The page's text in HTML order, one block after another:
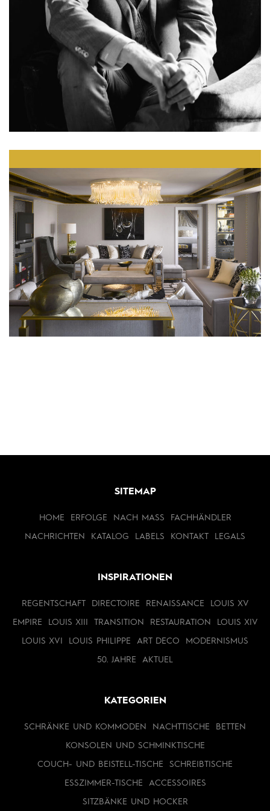
SITEMAP
HOME ERFOLGE NACH MASS FACHHÄNDLER
NACHRICHTEN KATALOG LABELS KONTAKT LEGALS
INSPIRATIONEN
REGENTSCHAFT DIRECTOIRE RENAISSANCE LOUIS XV
EMPIRE LOUIS XIII TRANSITION RESTAURATION LOUIS XIV
LOUIS XVI LOUIS PHILIPPE ART DECO MODERNISMUS
50. JAHRE AKTUEL
KATEGORIEN
SCHRÄNKE UND KOMMODEN NACHTTISCHE BETTEN
KONSOLEN UND SCHMINKTISCHE
COUCH- UND BEISTELL-TISCHE SCHREIBTISCHE
ESSZIMMER-TISCHE ACCESSOIRES
SITZBÄNKE UND HOCKER